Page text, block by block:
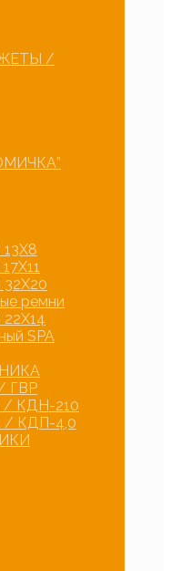
/
32Х20
ремни
SPA
ГВР
/ КДН-210
/ КДП-4,0